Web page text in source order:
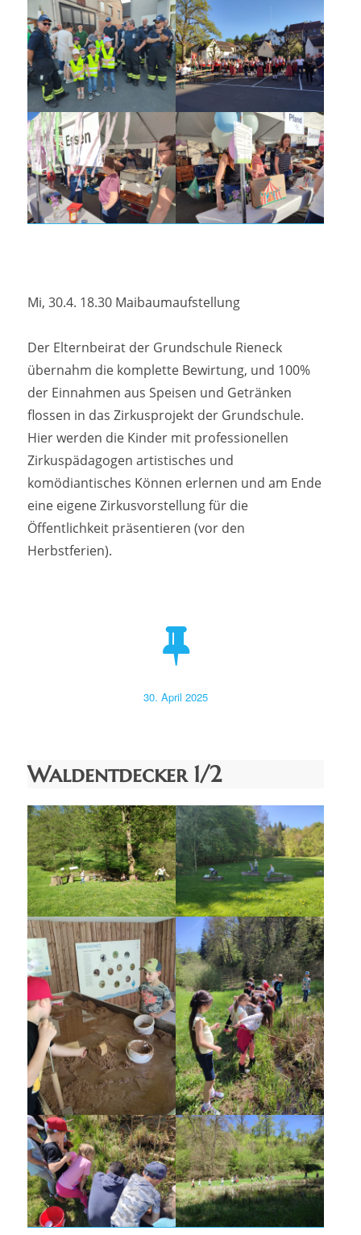
Mi, 30.4. 18.30 Maibaumaufstellung
Der Elternbeirat der Grundschule Rieneck
übernahm die komplette Bewirtung, und 100%
der Einnahmen aus Speisen und Getränken
flossen in das Zirkusprojekt der Grundschule.
Hier werden die Kinder mit professionellen
Zirkuspädagogen artistisches und
komödiantisches Können erlernen und am Ende
eine eigene Zirkusvorstellung für die
Öffentlichkeit präsentieren (vor den
Herbstferien).
Veröffentlicht
30. April 2025
Waldentdecker 1/2